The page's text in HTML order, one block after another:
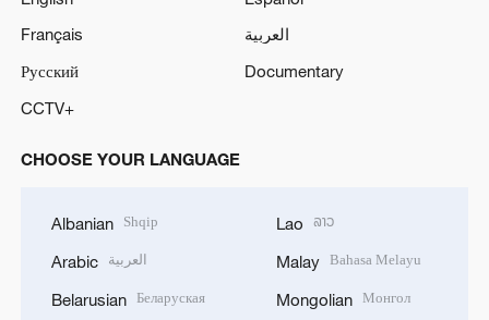
Français
العربية
Русский
Documentary
CCTV+
CHOOSE YOUR LANGUAGE
Albanian Shqip
Arabic العربية
Belarusian Беларуская
Lao ລາວ
Malay Bahasa Melayu
Mongolian Монгол